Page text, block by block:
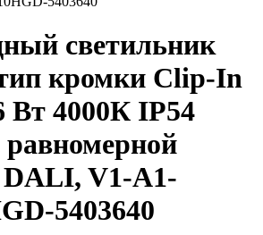
светильник
кромки Clip-In
Вт 4000К IP54
DALI, V1-A1-
5403640